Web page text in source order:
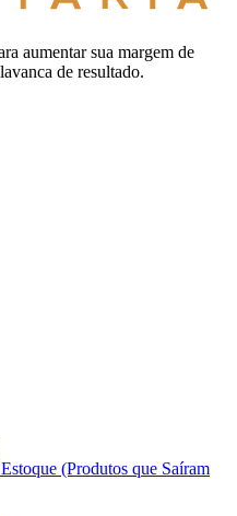
aumentar sua margem de
de resultado.
(Produtos que Saíram